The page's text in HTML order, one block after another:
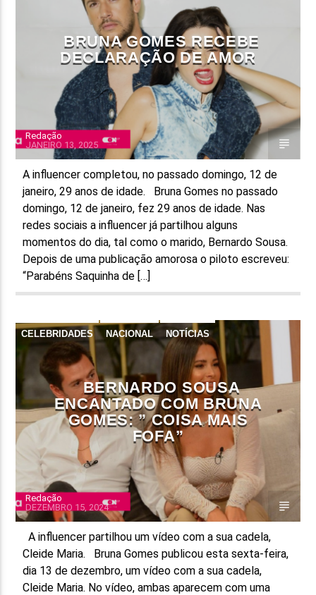
ON FM
BRUNA GOMES RECEBE
DECLARAÇÃO DE AMOR
Redação
JANEIRO 13, 2025
A influencer completou, no passado domingo, 12 de
janeiro, 29 anos de idade. Bruna Gomes no passado
domingo, 12 de janeiro, fez 29 anos de idade. Nas
redes sociais a influencer já partilhou alguns
momentos do dia, tal como o marido, Bernardo Sousa.
Depois de uma publicação amorosa o piloto escreveu:
“Parabéns Saquinha de […]
CELEBRIDADES NACIONAL NOTÍCIAS
REDES SOCIAIS
BERNARDO SOUSA
ENCANTADO COM BRUNA
GOMES: ” COISA MAIS
FOFA”
Redação
DEZEMBRO 15, 2024
A influencer partilhou um vídeo com a sua cadela,
Cleide Maria. Bruna Gomes publicou esta sexta-feira,
dia 13 de dezembro, um vídeo com a sua cadela,
Cleide Maria. No vídeo, ambas aparecem com uma